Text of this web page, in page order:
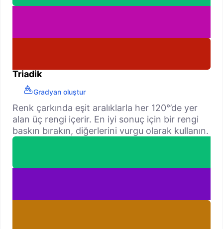
Triadik
Gradyan oluştur
Renk çarkında eşit aralıklarla her 120°’de yer
alan üç rengi içerir. En iyi sonuç için bir rengi
baskın bırakın, diğerlerini vurgu olarak kullanın.